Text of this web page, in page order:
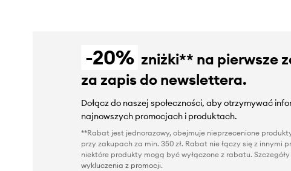
-20% zniżki** na pierwsze
za zapis do newslettera.
Dołącz do naszej społeczności, aby otrzymywać
najnowszych promocjach i produktach.
**Rabat jest jednorazowy, obejmuje nieprzecenione
przy zakupach za min. 350 zł. Rabat nie łączy się z innymi
niektóre produkty mogą być wyłączone z rabatu.
wykluczenia z promocji.